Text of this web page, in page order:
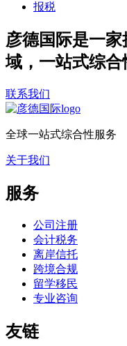
报税
彦德国际是一
域，一站式综
联系我们
全球一站式综合性服务
关于我们
服务
公司注册
会计税务
离岸信托
跨境合规
留学移民
专业咨询
友链